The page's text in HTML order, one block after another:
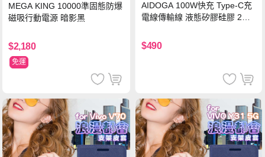
MEGA KING 10000準固態防爆
磁吸行動電源 暗影黑
$2,180
免運
AIDOGA 100W快充 Type-C充
電線傳輸線 液態矽膠硅膠 2M
$490